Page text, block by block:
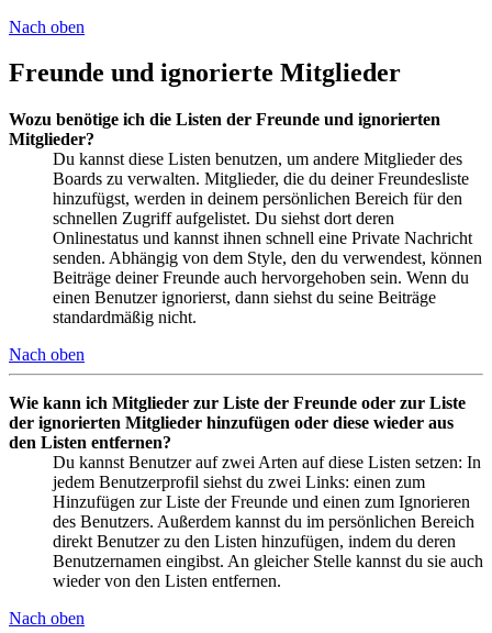
Nach oben
Freunde und ignorierte Mitglieder
Wozu benötige ich die Listen der Freunde und ignorierten
Mitglieder?
Du kannst diese Listen benutzen, um andere Mitglieder des
Boards zu verwalten. Mitglieder, die du deiner Freundesliste
hinzufügst, werden in deinem persönlichen Bereich für den
schnellen Zugriff aufgelistet. Du siehst dort deren
Onlinestatus und kannst ihnen schnell eine Private Nachricht
senden. Abhängig von dem Style, den du verwendest, können
Beiträge deiner Freunde auch hervorgehoben sein. Wenn du
einen Benutzer ignorierst, dann siehst du seine Beiträge
standardmäßig nicht.
Nach oben
Wie kann ich Mitglieder zur Liste der Freunde oder zur Liste
der ignorierten Mitglieder hinzufügen oder diese wieder aus
den Listen entfernen?
Du kannst Benutzer auf zwei Arten auf diese Listen setzen: In
jedem Benutzerprofil siehst du zwei Links: einen zum
Hinzufügen zur Liste der Freunde und einen zum Ignorieren
des Benutzers. Außerdem kannst du im persönlichen Bereich
direkt Benutzer zu den Listen hinzufügen, indem du deren
Benutzernamen eingibst. An gleicher Stelle kannst du sie auch
wieder von den Listen entfernen.
Nach oben